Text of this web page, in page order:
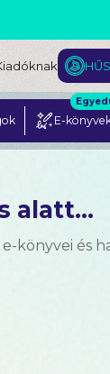
L. J.
E-
alatt...
könyvei és